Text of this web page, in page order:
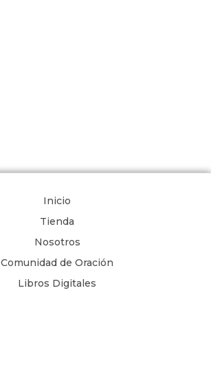
Inicio
Tienda
Nosotros
Comunidad de Oración
Libros Digitales